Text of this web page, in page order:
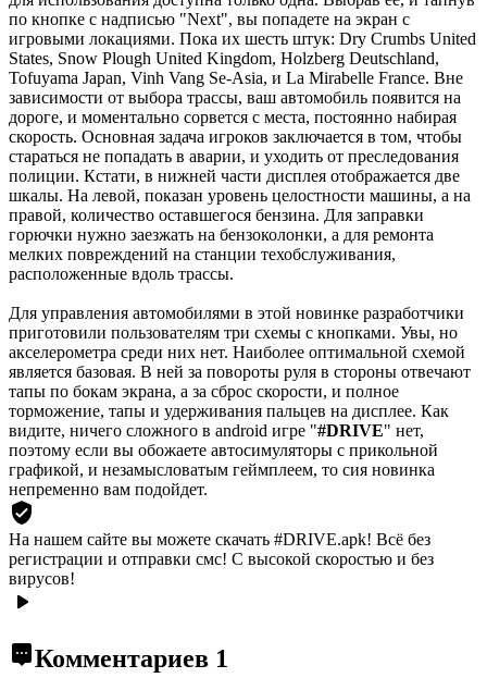
по кнопке с надписью "Next", вы попадете на экран с
игровыми локациями. Пока их шесть штук: Dry Crumbs United
States, Snow Plough United Kingdom, Holzberg Deutschland,
Tofuyama Japan, Vinh Vang Se-Asia, и La Mirabelle France. Вне
зависимости от выбора трассы, ваш автомобиль появится на
дороге, и моментально сорвется с места, постоянно набирая
скорость. Основная задача игроков заключается в том, чтобы
стараться не попадать в аварии, и уходить от преследования
полиции. Кстати, в нижней части дисплея отображается две
шкалы. На левой, показан уровень целостности машины, а на
правой, количество оставшегося бензина. Для заправки
горючки нужно заезжать на бензоколонки, а для ремонта
мелких повреждений на станции техобслуживания,
расположенные вдоль трассы.
Для управления автомобилями в этой новинке разработчики
приготовили пользователям три схемы с кнопками. Увы, но
акселерометра среди них нет. Наиболее оптимальной схемой
является базовая. В ней за повороты руля в стороны отвечают
тапы по бокам экрана, а за сброс скорости, и полное
торможение, тапы и удерживания пальцев на дисплее. Как
видите, ничего сложного в android игре "#DRIVE" нет,
поэтому если вы обожаете автосимуляторы с прикольной
графикой, и незамысловатым геймплеем, то сия новинка
непременно вам подойдет.
На нашем сайте вы можете скачать #DRIVE.apk! Всё без
регистрации и отправки смс! С высокой скоростью и без
вирусов!
Комментариев 1